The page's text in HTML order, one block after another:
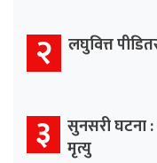
२ लघुवित्त
३ सुनसरी घटना
मृत्यु